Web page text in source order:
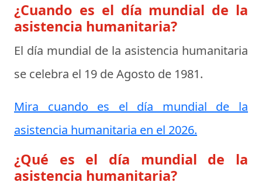
¿Cuando es el día mundial de la
asistencia humanitaria?
El día mundial de la asistencia humanitaria
se celebra el 19 de Agosto de 1981.
Mira cuando es el día mundial de la
asistencia humanitaria en el 2026.
¿Qué es el día mundial de la
asistencia humanitaria?